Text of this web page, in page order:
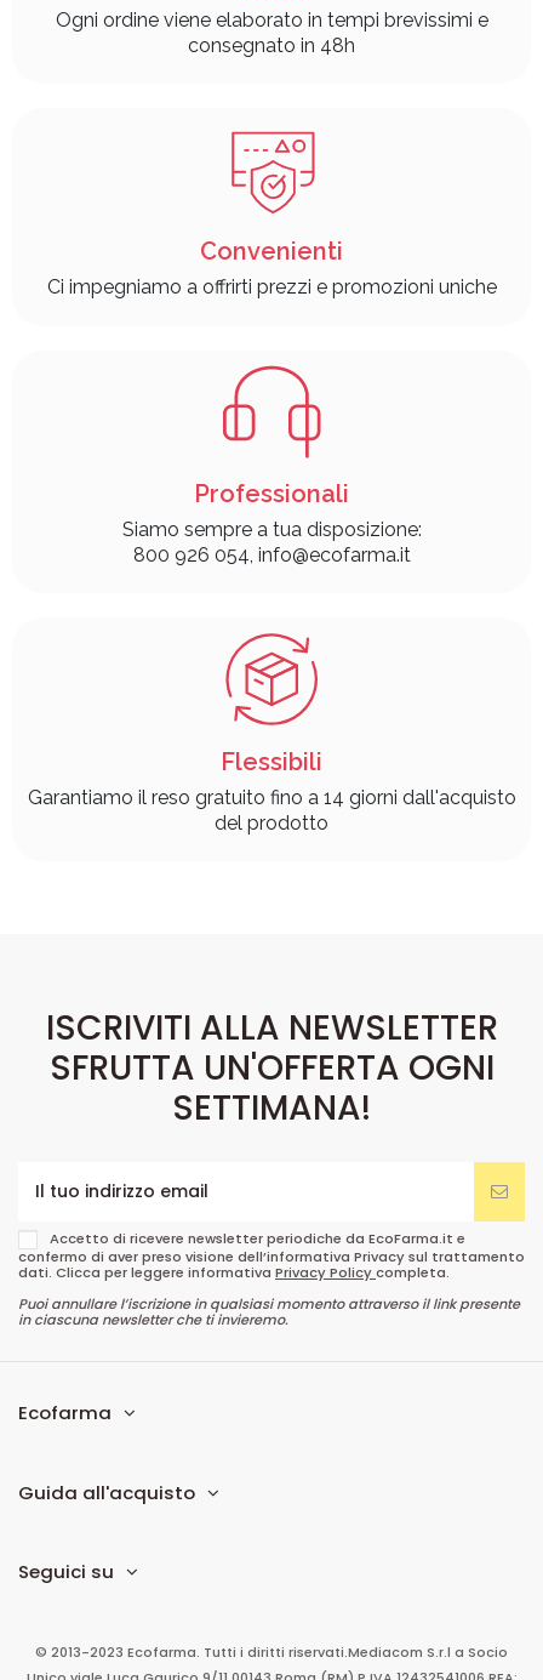
Ogni ordine viene elaborato in tempi brevissimi e
consegnato in 48h
Convenienti
Ci impegniamo a offrirti prezzi e promozioni uniche
Professionali
Siamo sempre a tua disposizione:
800 926 054, info@ecofarma.it
Flessibili
Garantiamo il reso gratuito fino a 14 giorni dall'acquisto
del prodotto
ISCRIVITI ALLA NEWSLETTER
SFRUTTA UN'OFFERTA OGNI
SETTIMANA!
Accetto di ricevere newsletter periodiche da EcoFarma.it e
confermo di aver preso visione dell’informativa Privacy sul trattamento
dati. Clicca per leggere informativa Privacy Policycompleta.
Puoi annullare l’iscrizione in qualsiasi momento attraverso il link presente
in ciascuna newsletter che ti invieremo.
Ecofarma
Guida all'acquisto
Seguici su
© 2013-2023 Ecofarma. Tutti i diritti riservati.Mediacom S.r.l a Socio